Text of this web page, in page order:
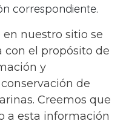
correspondiente.
nuestro sitio se
con el propósito de
y
de
Creemos que
a esta información